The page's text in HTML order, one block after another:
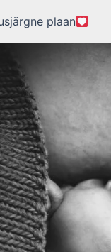
plaan